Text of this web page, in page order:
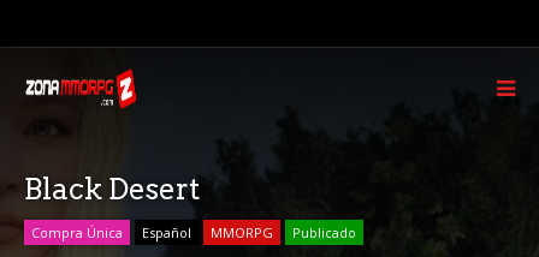
Black Desert
Compra Única Español MMORPG Publicado